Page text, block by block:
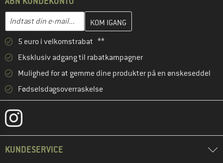
E-mail-adresse
Indtast din e-mailadresse her, og opret i næste trin din
5 euro i velkomstrabat **
Eksklusiv adgang til rabatkampagner
Mulighed for at gemme dine produkter på en ønskeseddel
Fødselsdagsoverraskelse
KUNDESERVICE